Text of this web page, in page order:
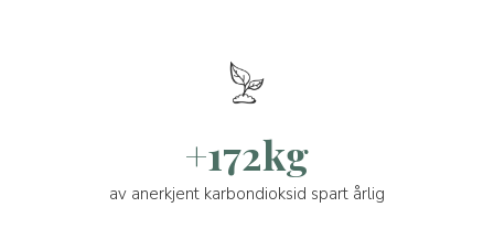
+172kg
av anerkjent karbondioksid spart årlig